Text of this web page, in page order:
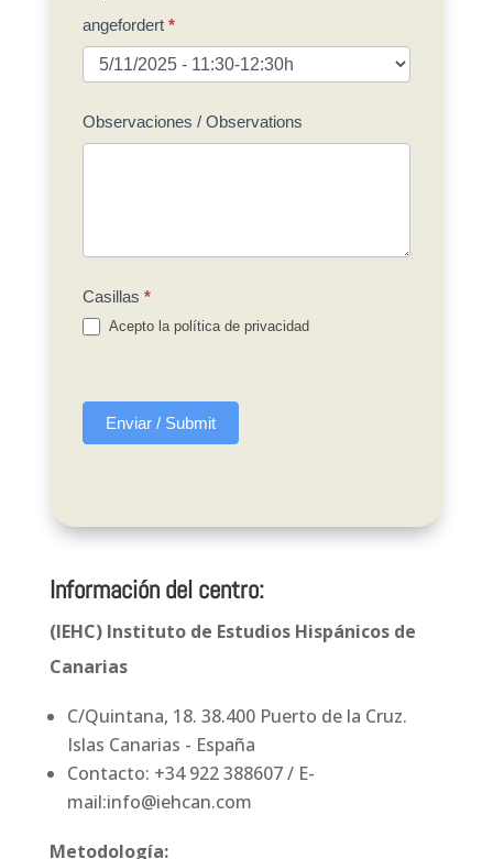
angefordert *
solicitada
test
den
Test
angefordert
Observaciones / Observations
Casillas *
Acepto la política de privacidad
Enviar / Submit
Información del centro:
(IEHC) Instituto de Estudios Hispánicos de
Canarias
C/Quintana, 18. 38.400 Puerto de la Cruz.
Islas Canarias - España
Contacto: +34 922 388607 / E-
mail:info@iehcan.com
Metodología: